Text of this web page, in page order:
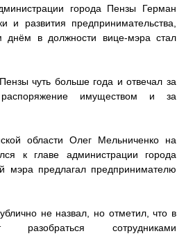
города Пензы Герман
развития предпринимательства,
днём в должности вице-мэра стал
чуть больше года и отвечал за
распоряжение имуществом и за
области Олег Мельниченко на
к главе администрации города
мэра предлагал предпринимателю
не назвал, но отметил, что в
разобраться сотрудниками